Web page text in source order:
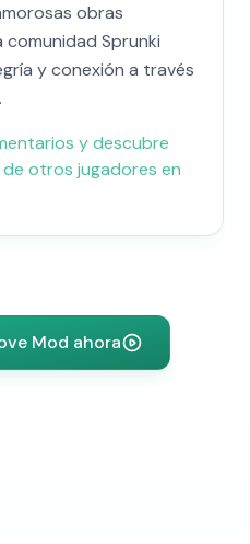
obras
Sprunki
y conexión a través
y descubre
otros jugadores en
Mod ahora